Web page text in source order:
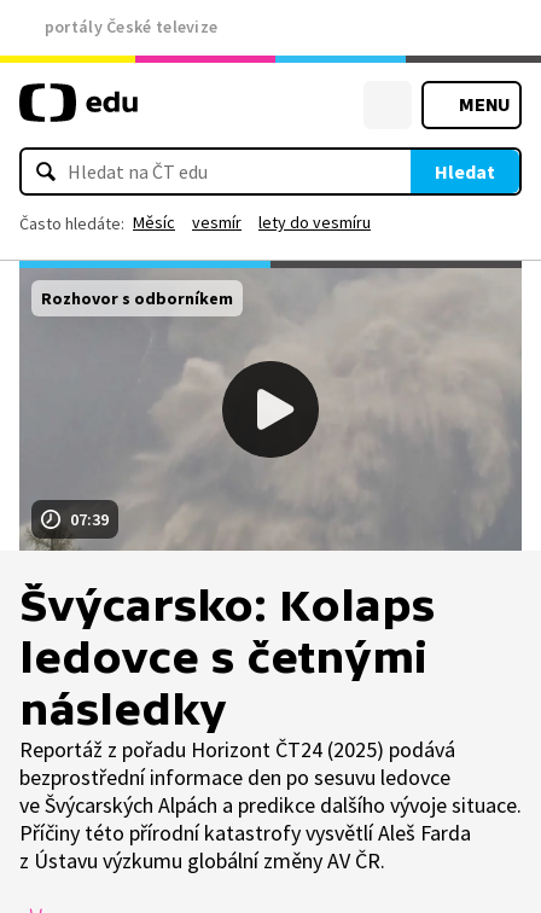
portály České televize
MENU
Hledat
Často hledáte: Měsíc vesmír lety do vesmíru
07:39
Rozhovor s odborníkem
Švýcarsko: Kolaps
ledovce s četnými
následky
Reportáž z pořadu Horizont ČT24 (2025) podává
bezprostřední informace den po sesuvu ledovce
ve Švýcarských Alpách a predikce dalšího vývoje situace.
Příčiny této přírodní katastrofy vysvětlí Aleš Farda
z Ústavu výzkumu globální změny AV ČR.